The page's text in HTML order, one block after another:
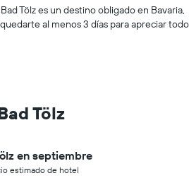
Tölz es un destino obligado en Bavaria,
al menos 3 días para apreciar todo
Tölz
en septiembre
estimado de hotel